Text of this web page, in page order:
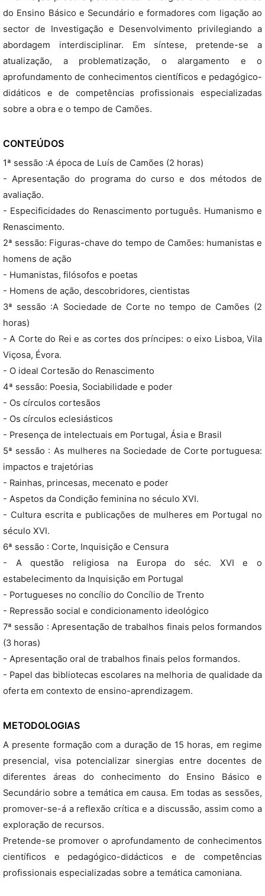
do Ensino Básico e Secundário e formadores com ligação ao
sector de Investigação e Desenvolvimento privilegiando a
abordagem interdisciplinar. Em síntese, pretende-se a
atualização, a problematização, o alargamento e o
aprofundamento de conhecimentos científicos e pedagógico-
didáticos e de competências profissionais especializadas
sobre a obra e o tempo de Camões.
CONTEÚDOS
1ª sessão :A época de Luís de Camões (2 horas)
- Apresentação do programa do curso e dos métodos de
avaliação.
- Especificidades do Renascimento português. Humanismo e
Renascimento.
2ª sessão: Figuras-chave do tempo de Camões: humanistas e
homens de ação
- Humanistas, filósofos e poetas
- Homens de ação, descobridores, cientistas
3ª sessão :A Sociedade de Corte no tempo de Camões (2
horas)
- A Corte do Rei e as cortes dos príncipes: o eixo Lisboa, Vila
Viçosa, Évora.
- O ideal Cortesão do Renascimento
4ª sessão: Poesia, Sociabilidade e poder
- Os círculos cortesãos
- Os círculos eclesiásticos
- Presença de intelectuais em Portugal, Ásia e Brasil
5ª sessão : As mulheres na Sociedade de Corte portuguesa:
impactos e trajetórias
- Rainhas, princesas, mecenato e poder
- Aspetos da Condição feminina no século XVI.
- Cultura escrita e publicações de mulheres em Portugal no
século XVI.
6ª sessão : Corte, Inquisição e Censura
- A questão religiosa na Europa do séc. XVI e o
estabelecimento da Inquisição em Portugal
- Portugueses no concílio do Concílio de Trento
- Repressão social e condicionamento ideológico
7ª sessão : Apresentação de trabalhos finais pelos formandos
(3 horas)
- Apresentação oral de trabalhos finais pelos formandos.
- Papel das bibliotecas escolares na melhoria de qualidade da
oferta em contexto de ensino-aprendizagem.
METODOLOGIAS
A presente formação com a duração de 15 horas, em regime
presencial, visa potencializar sinergias entre docentes de
diferentes áreas do conhecimento do Ensino Básico e
Secundário sobre a temática em causa. Em todas as sessões,
promover-se-á a reflexão crítica e a discussão, assim como a
exploração de recursos.
Pretende-se promover o aprofundamento de conhecimentos
científicos e pedagógico-didácticos e de competências
profissionais especializadas sobre a temática camoniana.